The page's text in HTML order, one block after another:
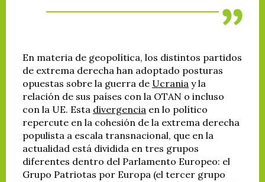
En materia de geopolítica, los distintos partidos
de extrema derecha han adoptado posturas
opuestas sobre la guerra de Ucrania y la
relación de sus países con la OTAN o incluso
con la UE. Esta divergencia en lo político
repercute en la cohesión de la extrema derecha
populista a escala transnacional, que en la
actualidad está dividida en tres grupos
diferentes dentro del Parlamento Europeo: el
Grupo Patriotas por Europa (el tercer grupo